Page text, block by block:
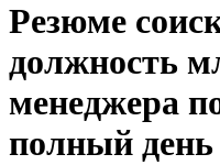
Резюме
должность
менеджера
полный